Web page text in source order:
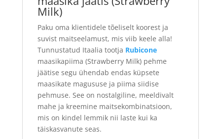
Milk)
Paku oma klientidele tõeliselt koorest ja
suvist maitseelamust, mis viib keele alla!
Tunnustatud Itaalia tootja Rubicone
maasikapiima (Strawberry Milk) pehme
jäätise segu ühendab endas küpsete
maasikate magususe ja piima siidise
pehmuse. See on nostalgiline, meeldivalt
mahe ja kreemine maitsekombinatsioon,
mis on kindel lemmik nii laste kui ka
täiskasvanute seas.